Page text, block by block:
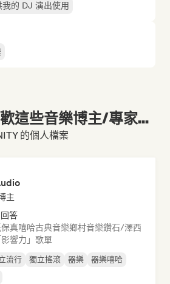
的 DJ 演出使用
這些音樂博主/專家...
的個人檔案
主
答
真嘻哈古典音樂鄉村音樂鑽石/澤西
響力」歌單
流行 獨立搖滾 器樂
器樂嘻哈